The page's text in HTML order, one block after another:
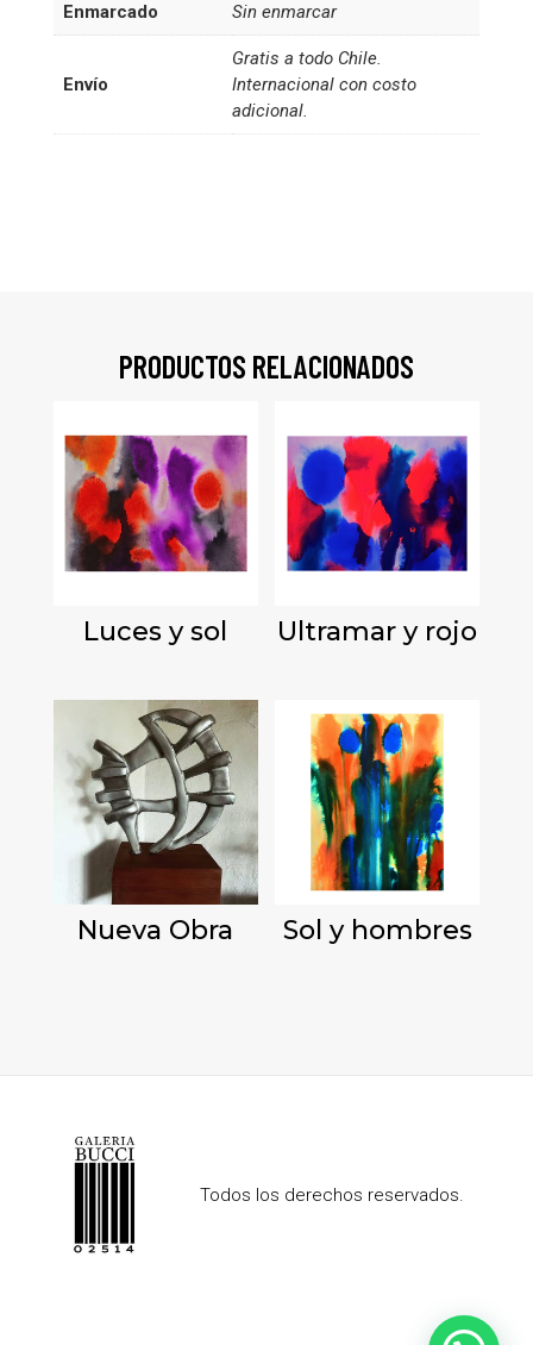
Enmarcado Sin enmarcar
Envío
Gratis a todo Chile.
Internacional con costo
adicional.
PRODUCTOS RELACIONADOS
Luces y sol Ultramar y rojo
Nueva Obra Sol y hombres
Todos los derechos reservados.